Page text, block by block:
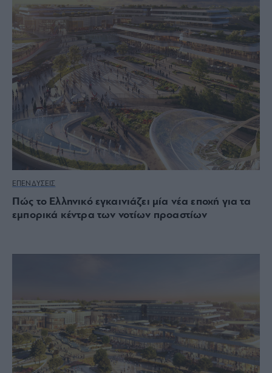
ΕΠΕΝΔΥΣΕΙΣ
Πώς το Ελληνικό εγκαινιάζει μία νέα εποχή για τα
εμπορικά κέντρα των νοτίων προαστίων